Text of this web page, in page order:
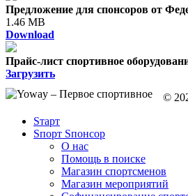
Предложение для спонсоров от
1.46 MB
Download
Прайс-лист спортивное
Загрузить
©
Sтарт
Sпорт Sпонсор
О нас
Помощь в поиске
Магазин спортсменов
Магазин мероприятий